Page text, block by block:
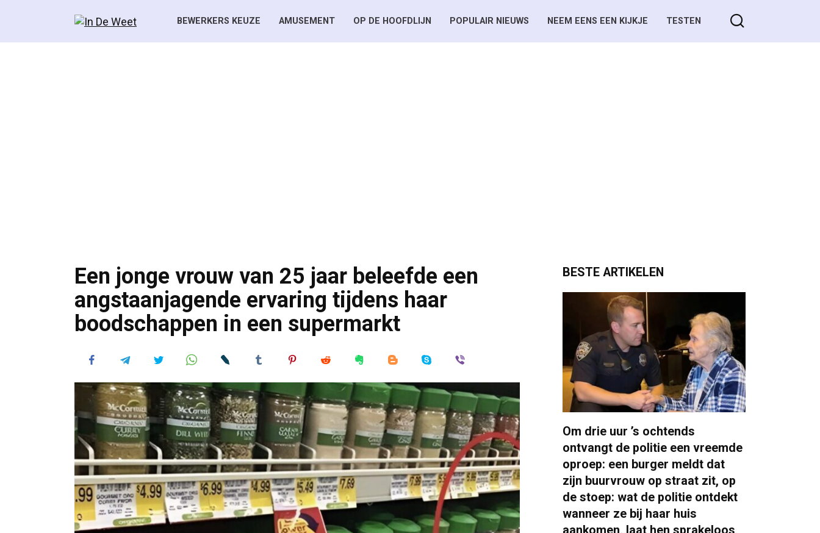
BEWERKERS KEUZE AMUSEMENT OP DE HOOFDLIJN POPULAIR NIEUWS NEEM EENS EEN KIJKJE TESTEN
Een jonge vrouw van 25 jaar beleefde een
angstaanjagende ervaring tijdens haar
boodschappen in een supermarkt
BESTE ARTIKELEN
Om drie uur ’s ochtends
ontvangt de politie een vreemde
oproep: een burger meldt dat
zijn buurvrouw op straat zit, op
de stoep: wat de politie ontdekt
wanneer ze bij haar huis
aankomen, laat hen sprakeloos